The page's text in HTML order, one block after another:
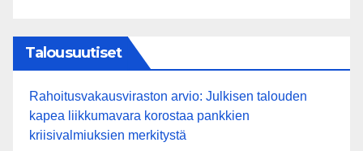
Talousuutiset
Rahoitusvakausviraston arvio: Julkisen talouden
kapea liikkumavara korostaa pankkien
kriisivalmiuksien merkitystä